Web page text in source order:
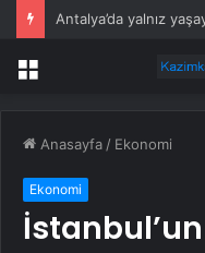
Antalya’da yalnız
Menü
Anasayfa / Ekonomi
Ekonomi